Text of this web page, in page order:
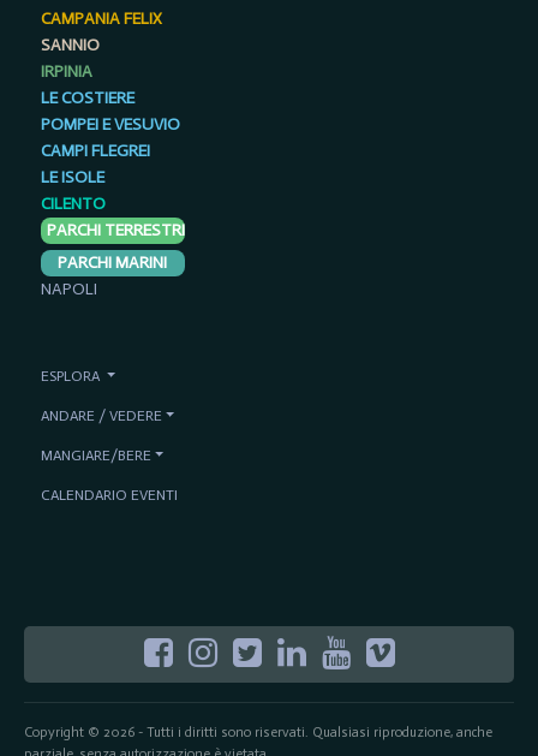
Copyright © 2026 - Tutti i diritti sono riservati. Qualsiasi riproduzione, anche
CAMPANIA FELIX
SANNIO
IRPINIA
LE COSTIERE
POMPEI E VESUVIO
CAMPI FLEGREI
LE ISOLE
CILENTO
PARCHI TERRESTRI
PARCHI MARINI
NAPOLI
ESPLORA
ANDARE / VEDERE
MANGIARE/BERE
CALENDARIO EVENTI